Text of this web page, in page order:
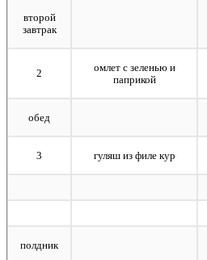
второй
завтрак
2
омлет с зеленью и
паприкой
обед
3 гуляш из филе кур
полдник